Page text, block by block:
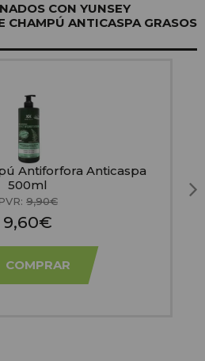
CON YUNSEY
CHAMPÚ ANTICASPA GRASOS
Antiforfora Anticaspa
500ml
PVR: 9,90€
9,60€
COMPRAR